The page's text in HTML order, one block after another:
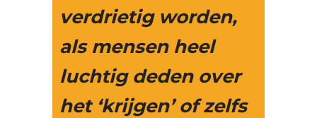
verdrietig worden,
als mensen heel
luchtig deden over
het ‘krijgen’ of zelfs